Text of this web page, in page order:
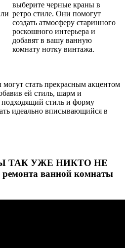
выберите черные краны в
ретро стиле. Они помогут
создать атмосферу старинного
роскошного интерьера и
добавят в вашу ванную
комнату нотку винтажа.
могут стать прекрасным акцентом
ей стиль, шарм и
стиль и форму
идеально вписывающийся в
ТАК УЖЕ НИКТО НЕ
ванной комнаты